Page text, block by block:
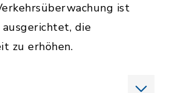
ist
die
zu erhöhen.